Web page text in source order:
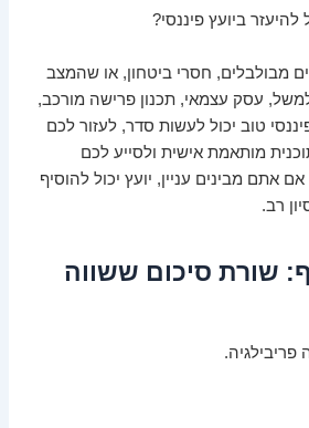
ביועץ פיננסי?
מבולבלים, חסרי ביטחון, או שהמצב
עסק עצמאי, תכנון פרישה מורכב,
טוב יכול לעשות סדר, לעזור לכם
מותאמת אישית ולסייע לכם
אתם מבינים עניין, יועץ יכול להוסיף
רב.
שורת סיכום ששווה